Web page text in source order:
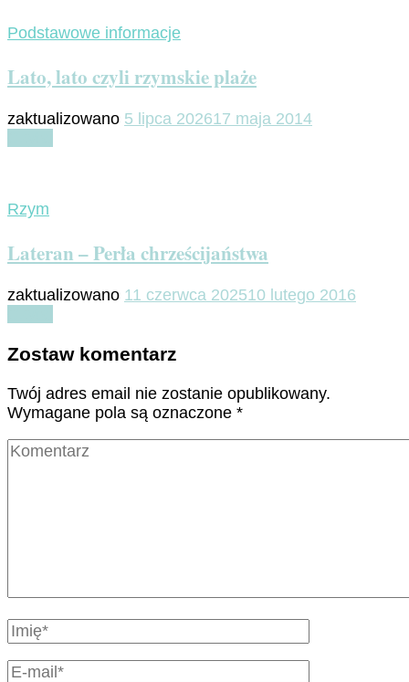
Podstawowe informacje
Lato, lato czyli rzymskie plaże
zaktualizowano 5 lipca 202617 maja 2014
Rzym
Lateran – Perła chrześcijaństwa
zaktualizowano 11 czerwca 202510 lutego 2016
Zostaw komentarz
Twój adres email nie zostanie opublikowany.
Wymagane pola są oznaczone *